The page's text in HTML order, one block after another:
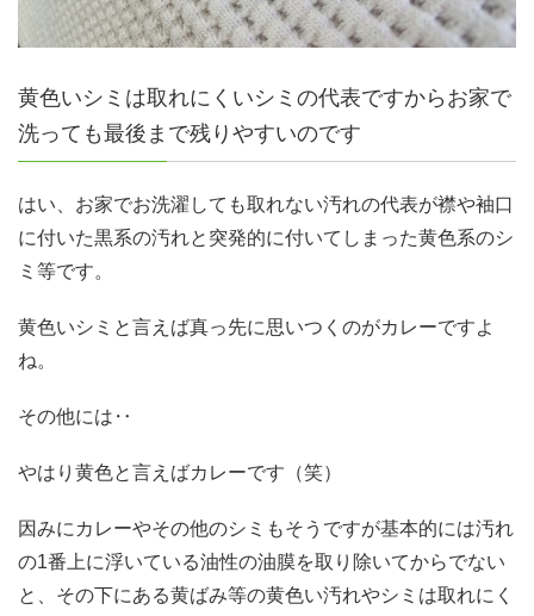
黄色いシミは取れにくいシミの代表ですからお家で
洗っても最後まで残りやすいのです
はい、お家でお洗濯しても取れない汚れの代表が襟や袖口
に付いた黒系の汚れと突発的に付いてしまった黄色系のシ
ミ等です。
黄色いシミと言えば真っ先に思いつくのがカレーですよ
ね。
その他には‥
やはり黄色と言えばカレーです（笑）
因みにカレーやその他のシミもそうですが基本的には汚れ
の1番上に浮いている油性の油膜を取り除いてからでない
と、その下にある黄ばみ等の黄色い汚れやシミは取れにく